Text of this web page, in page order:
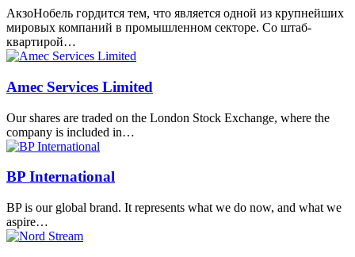
АкзоНобель гордится тем, что является одной из крупнейших
мировых компаний в промышленном секторе. Со штаб-
квартирой…
Amec Services Limited
Our shares are traded on the London Stock Exchange, where the
company is included in…
BP International
BP is our global brand. It represents what we do now, and what we
aspire…